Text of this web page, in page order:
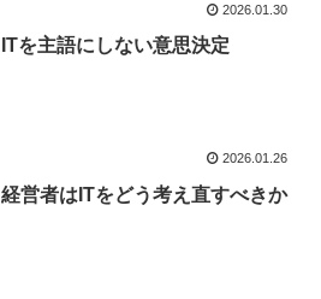
2026.01.30
ITを主語にしない意思決定
2026.01.26
経営者はITをどう考え直すべきか